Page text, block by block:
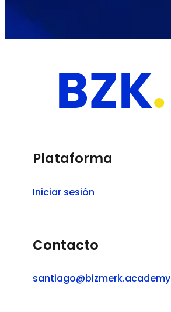
Plataforma
Iniciar sesión
Contacto
santiago@bizmerk.academy